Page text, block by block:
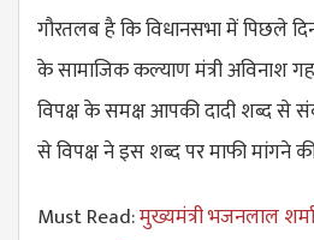
गौरतलब है कि विधानसभा में पिछले
के सामाजिक कल्याण मंत्री अविनाश
विपक्ष के समक्ष आपकी दादी शब्द से
से विपक्ष ने इस शब्द पर माफी मांगने
Must Read:मुख्यमंत्री भजनलाल